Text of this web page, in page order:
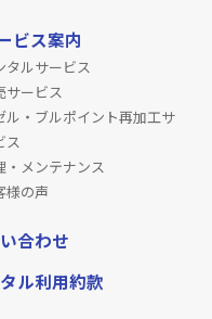
ビス案内
タルサービス
サービス
ル・ブルポイント再加工サ
ス
・メンテナンス
様の声
合わせ
ル利用約款